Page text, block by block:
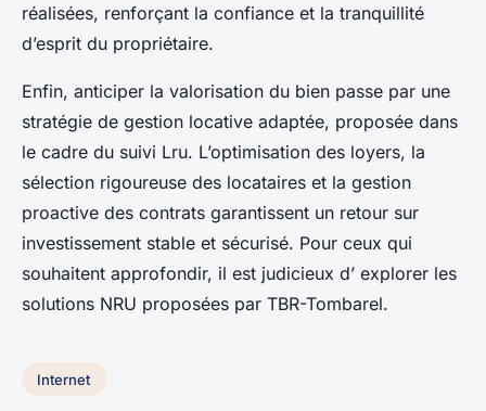
réalisées, renforçant la confiance et la tranquillité
d’esprit du propriétaire.
Enfin, anticiper la valorisation du bien passe par une
stratégie de gestion locative adaptée, proposée dans
le cadre du suivi Lru. L’optimisation des loyers, la
sélection rigoureuse des locataires et la gestion
proactive des contrats garantissent un retour sur
investissement stable et sécurisé. Pour ceux qui
souhaitent approfondir, il est judicieux d’ explorer les
solutions NRU proposées par TBR-Tombarel.
Internet